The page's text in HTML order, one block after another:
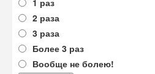
1 раз
2 раза
3 раза
Более 3 раз
Вообще не болею!